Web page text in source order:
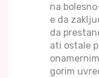
na
e da
da
ati ostale
gorim